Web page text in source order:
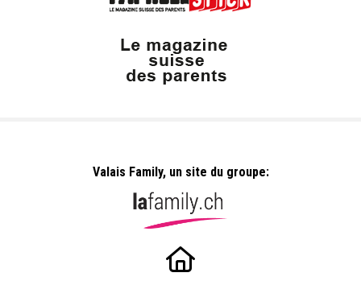
Valais Family, un site du groupe: